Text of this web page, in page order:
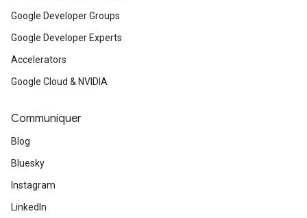
Google Developer Groups
Google Developer Experts
Accelerators
Google Cloud & NVIDIA
Communiquer
Blog
Bluesky
Instagram
LinkedIn